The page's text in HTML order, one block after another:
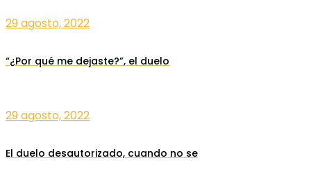
29 agosto, 2022
“¿Por qué me dejaste?”, el duelo
29 agosto, 2022
El duelo desautorizado, cuando no se